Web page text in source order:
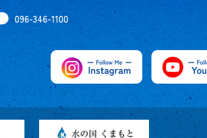
096-346-1100